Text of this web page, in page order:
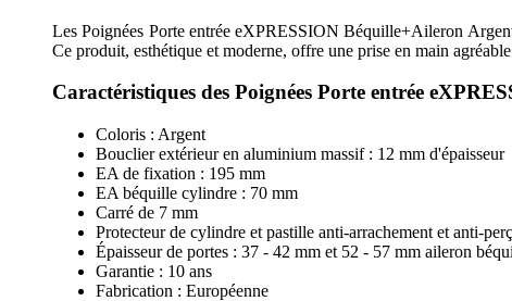
Les Poignées Porte entrée eXPRESSION Béquille+Aileron
Ce produit, esthétique et moderne, offre une prise en main
Caractéristiques des Poignées Porte entrée
Coloris : Argent
Bouclier extérieur en aluminium massif : 12 mm d'épaisseur
EA de fixation : 195 mm
EA béquille cylindre : 70 mm
Carré de 7 mm
Protecteur de cylindre et pastille anti-arrachement et anti-
Épaisseur de portes : 37 - 42 mm et 52 - 57 mm aileron
Garantie : 10 ans
Fabrication : Européenne